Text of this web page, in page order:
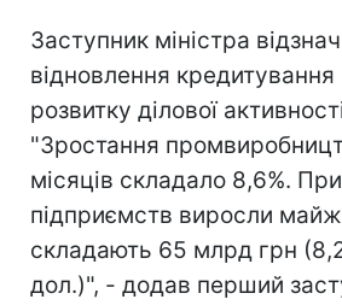
Заступник міністра
відновлення кредитування
розвитку ділової
"Зростання
місяців складало 8,6%.
підприємств виросли
складають 65 млрд грн
дол.)", - додав перший